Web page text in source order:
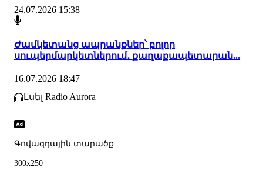
24.07.2026 15:38
Ժամկետանց ապրանքներ՝ բոլոր
սուպերմարկետներում․ քաղաքապետարան...
16.07.2026 18:47
Լսել Radio Aurora
Գովազդային տարածք
300x250